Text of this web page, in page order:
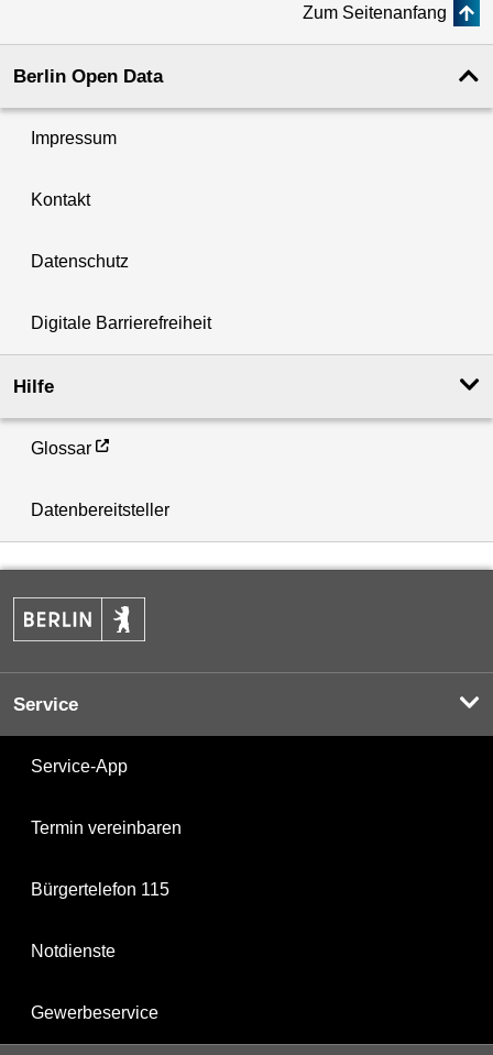
Zum Seitenanfang
Berlin Open Data
Impressum
Kontakt
Datenschutz
Digitale Barrierefreiheit
Hilfe
Glossar
Datenbereitsteller
Service
Service-App
Termin vereinbaren
Bürgertelefon 115
Notdienste
Gewerbeservice